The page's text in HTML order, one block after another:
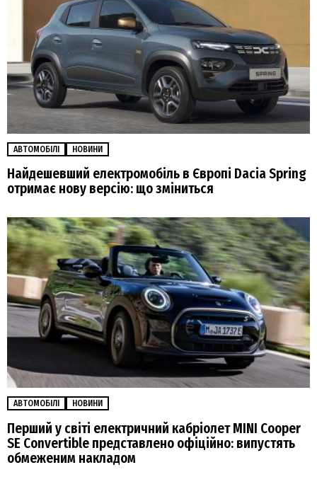
АВТОМОБІЛІ НОВИНИ
Найдешевший електромобіль в Європі Dacia Spring
отримає нову версію: що зміниться
АВТОМОБІЛІ НОВИНИ
Перший у світі електричний кабріолет MINI Cooper
SE Convertible представлено офіційно: випустять
обмеженим накладом